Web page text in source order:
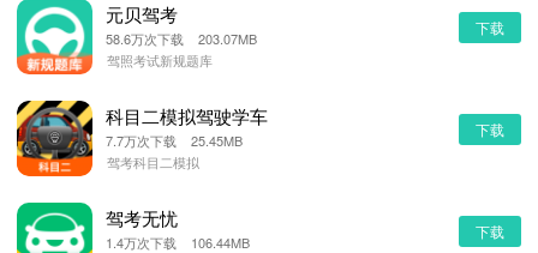
元贝驾考
58.6万次下载 203.07MB
驾照考试新规题库
下载
科目二模拟驾驶学车
7.7万次下载 25.45MB
驾考科目二模拟
下载
驾考无忧
1.4万次下载 106.44MB
下载